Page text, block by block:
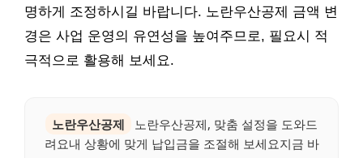
명하게 조정하시길 바랍니다. 노란우산공제 금액 변
경은 사업 운영의 유연성을 높여주므로, 필요시 적
극적으로 활용해 보세요.
노란우산공제
노란우산공제, 맞춤 설정을 도와드
려요내 상황에 맞게 납입금을 조절해 보세요지금 바